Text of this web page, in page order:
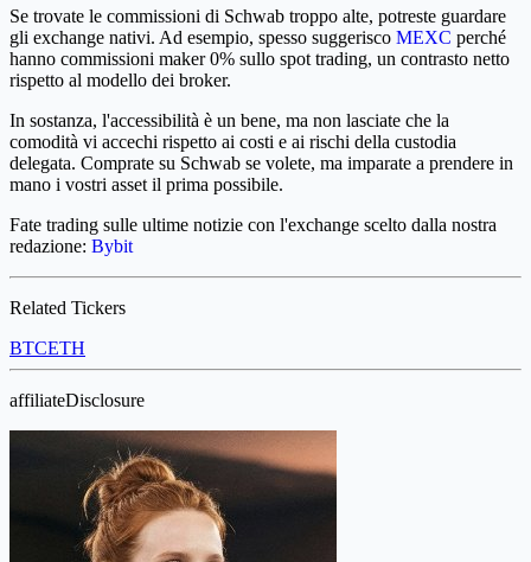
Se trovate le commissioni di Schwab troppo alte, potreste guardare
gli exchange nativi. Ad esempio, spesso suggerisco MEXC perché
hanno commissioni maker 0% sullo spot trading, un contrasto netto
rispetto al modello dei broker.
In sostanza, l'accessibilità è un bene, ma non lasciate che la
comodità vi accechi rispetto ai costi e ai rischi della custodia
delegata. Comprate su Schwab se volete, ma imparate a prendere in
mano i vostri asset il prima possibile.
Fate trading sulle ultime notizie con l'exchange scelto dalla nostra
redazione: Bybit
Related Tickers
BTCETH
affiliateDisclosure